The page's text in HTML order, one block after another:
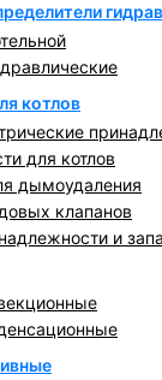
котлов
для котлов
дымоудаления
клапанов
и